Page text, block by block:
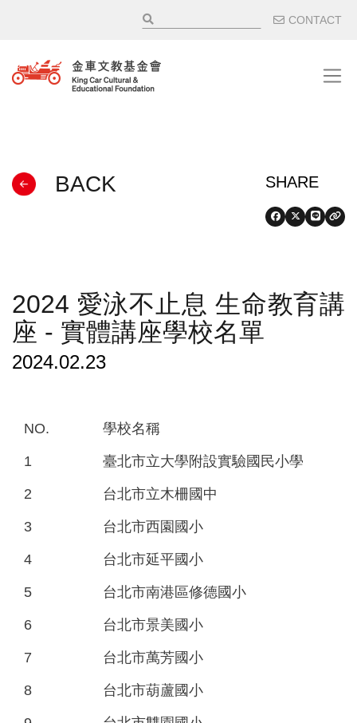
輔助選
CONTACT
BACK
2024 愛泳不止息 生命教育講
座 - 實體講座學校名單
2024.02.23
NO. 學校名稱
1 臺北市立大學附設實驗國民小學
2 台北市立木柵國中
3 台北市西園國小
4 台北市延平國小
5 台北市南港區修德國小
6 台北市景美國小
7 台北市萬芳國小
8 台北市葫蘆國小